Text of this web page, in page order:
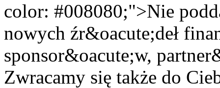
color: #008080;">Nie
nowych źr&oacute;deł
sponsor&oacute;w,
Zwracamy się także do